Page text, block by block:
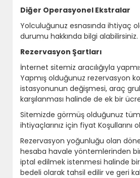
Diğer Operasyonel Ekstralar
Yolculuğunuz esnasında ihtiyaç
durumu hakkında bilgi alabilirsiniz.
Rezervasyon Şartları
İnternet sitemiz aracılığıyla
Yapmış olduğunuz rezervasyon
istasyonunun değişmesi, araç
karşılanması halinde de ek bir
Sitemizde görmüş olduğunuz tüm
ihtiyaçlarınız için fiyat Koşullarını
Rezervasyon yoğunluğu olan
hesaba havale yöntemlerinden
iptal edilmek istenmesi halinde
bedeli olarak tahsil edilir ve geri